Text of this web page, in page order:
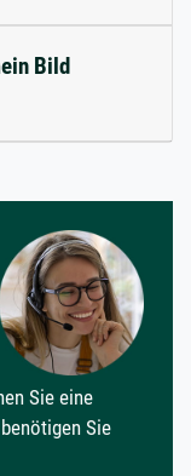
Bild
Sie eine
Sie